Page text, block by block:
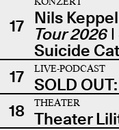
17 Nils
Tour 2026|
Suicide
17
LIVE-PODCAST
SOLD
18
THEATER
Theater